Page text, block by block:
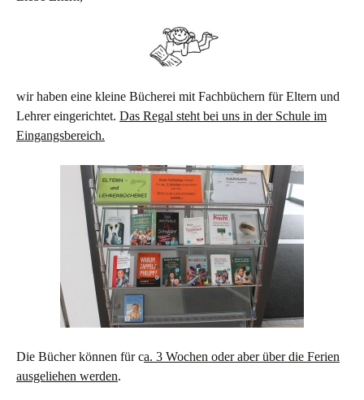
wir haben eine kleine Bücherei mit Fachbüchern für Eltern und
Lehrer eingerichtet. Das Regal steht bei uns in der Schule im
Eingangsbereich.
Die Bücher können für ca. 3 Wochen oder aber über die Ferien
ausgeliehen werden.